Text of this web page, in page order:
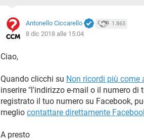
Antonello Ciccarello 1.865
8 dic 2018 alle 15:04
Ciao,
Quando clicchi su Non ricordi più come
inserire "l'indirizzo e-mail o il numero di
registrato il tuo numero su Facebook,
meglio contattare direttamente
A presto